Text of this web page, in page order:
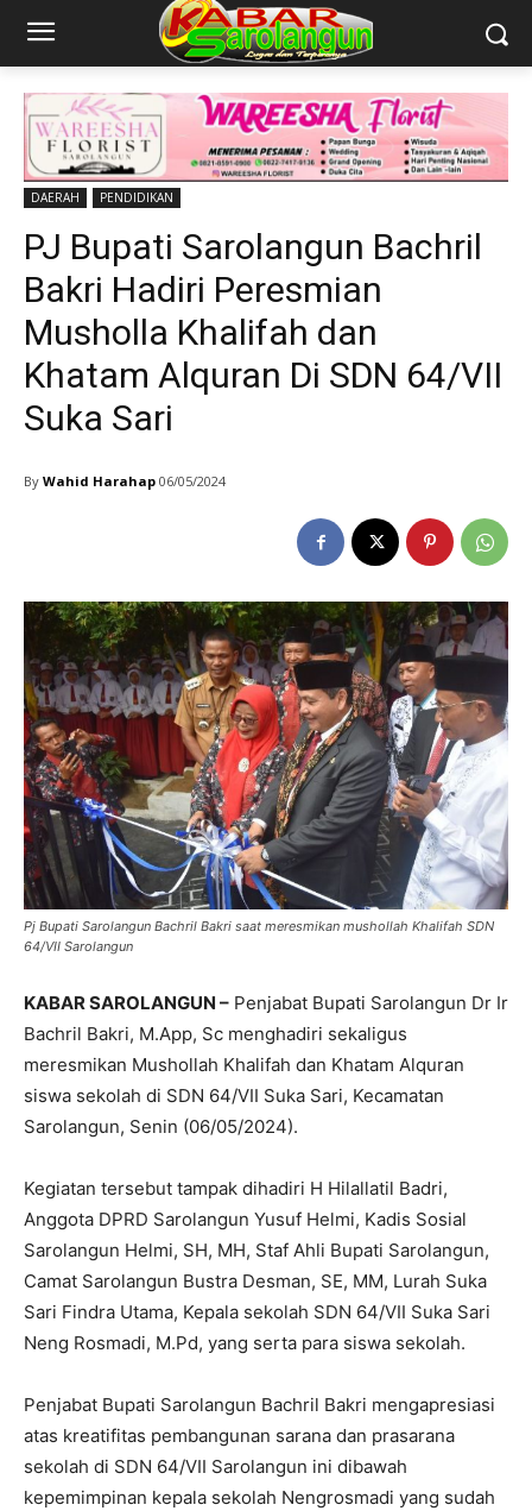
DAERAH PENDIDIKAN
PJ Bupati Sarolangun Bachril
Bakri Hadiri Peresmian
Musholla Khalifah dan
Khatam Alquran Di SDN 64/VII
Suka Sari
By Wahid Harahap 06/05/2024
Pj Bupati Sarolangun Bachril Bakri saat meresmikan mushollah Khalifah SDN
64/VII Sarolangun
KABAR SAROLANGUN – Penjabat Bupati Sarolangun Dr Ir
Bachril Bakri, M.App, Sc menghadiri sekaligus
meresmikan Mushollah Khalifah dan Khatam Alquran
siswa sekolah di SDN 64/VII Suka Sari, Kecamatan
Sarolangun, Senin (06/05/2024).
Kegiatan tersebut tampak dihadiri H Hilallatil Badri,
Anggota DPRD Sarolangun Yusuf Helmi, Kadis Sosial
Sarolangun Helmi, SH, MH, Staf Ahli Bupati Sarolangun,
Camat Sarolangun Bustra Desman, SE, MM, Lurah Suka
Sari Findra Utama, Kepala sekolah SDN 64/VII Suka Sari
Neng Rosmadi, M.Pd, yang serta para siswa sekolah.
Penjabat Bupati Sarolangun Bachril Bakri mengapresiasi
atas kreatifitas pembangunan sarana dan prasarana
sekolah di SDN 64/VII Sarolangun ini dibawah
kepemimpinan kepala sekolah Nengrosmadi yang sudah